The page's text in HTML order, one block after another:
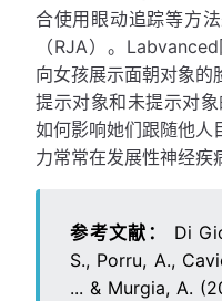
合使用眼动追踪等方
（RJA）。
向女孩展示面朝对象的
提示对象和未提示对
如何影响她们跟随他人
力常常在发展性神经疾
参考文献：
Di
S., Porru, A.,
... & Murgia, A.